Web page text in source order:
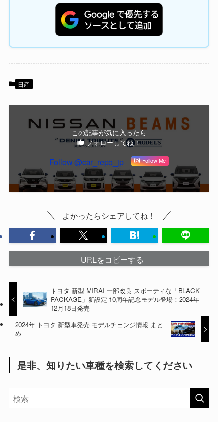
日産
この記事が気に入ったら
フォローしてね！
Follow @car_repo_jp Follow Me
よかったらシェアしてね！
URLをコピーする
トヨタ 新型 MIRAI 一部改良 スポーティな「BLACK
PACKAGE」新設定 10周年記念モデル登場！2024年
12月18日発売
2024年 トヨタ 新型車発売 モデルチェンジ情報 まと
め
是非、知りたい車種を検索してください